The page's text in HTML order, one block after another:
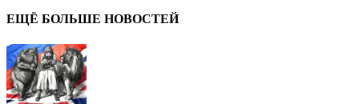
ЕЩЁ БОЛЬШЕ НОВОСТЕЙ